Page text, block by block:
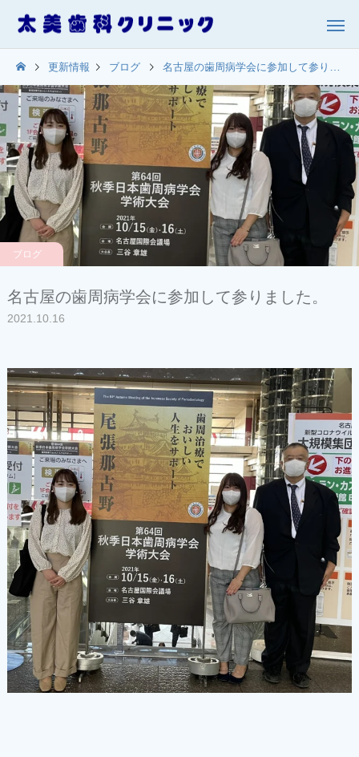
更新情報 ブログ 名古屋の歯周病学会に参加して参りました。
ブログ
名古屋の歯周病学会に参加して参りました。
2021.10.16